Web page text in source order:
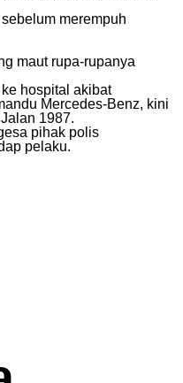
merempuh
maut rupa-rupanya
hospital akibat
Mercedes-Benz, kini
1987.
pihak polis
pelaku.